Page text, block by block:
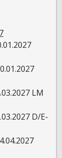
LM
D/E-